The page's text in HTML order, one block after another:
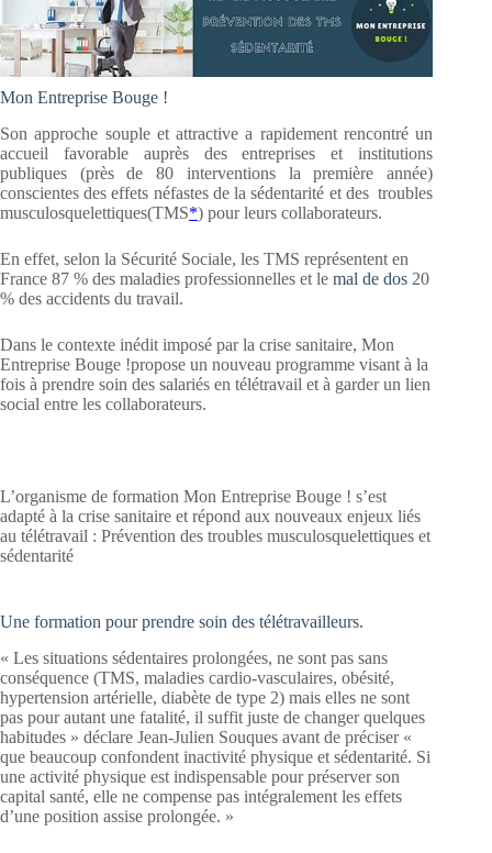
Mon Entreprise Bouge !
Son approche souple et attractive a rapidement rencontré un
accueil favorable auprès des entreprises et institutions
publiques (près de 80 interventions la première année)
conscientes des effets néfastes de la sédentarité et des troubles
musculosquelettiques(TMS*) pour leurs collaborateurs.
En effet, selon la Sécurité Sociale, les TMS représentent en
France 87 % des maladies professionnelles et le mal de dos 20
% des accidents du travail.
Dans le contexte inédit imposé par la crise sanitaire, Mon
Entreprise Bouge !propose un nouveau programme visant à la
fois à prendre soin des salariés en télétravail et à garder un lien
social entre les collaborateurs.
L’organisme de formation Mon Entreprise Bouge ! s’est
adapté à la crise sanitaire et répond aux nouveaux enjeux liés
au télétravail : Prévention des troubles musculosquelettiques et
sédentarité
Une formation pour prendre soin des télétravailleurs.
« Les situations sédentaires prolongées, ne sont pas sans
conséquence (TMS, maladies cardio-vasculaires, obésité,
hypertension artérielle, diabète de type 2) mais elles ne sont
pas pour autant une fatalité, il suffit juste de changer quelques
habitudes » déclare Jean-Julien Souques avant de préciser «
que beaucoup confondent inactivité physique et sédentarité. Si
une activité physique est indispensable pour préserver son
capital santé, elle ne compense pas intégralement les effets
d’une position assise prolongée. »